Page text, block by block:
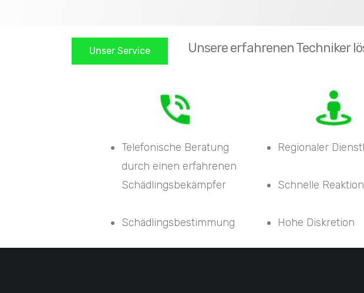
Unser Service Unsere erfahrenen Techniker
Telefonische Beratung
durch einen erfahrenen
Schädlingsbekämpfer
Schädlingsbestimmung
Regionaler
Schnelle
Hohe Diskretion